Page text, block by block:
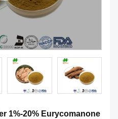
1%-20% Eurycomanone